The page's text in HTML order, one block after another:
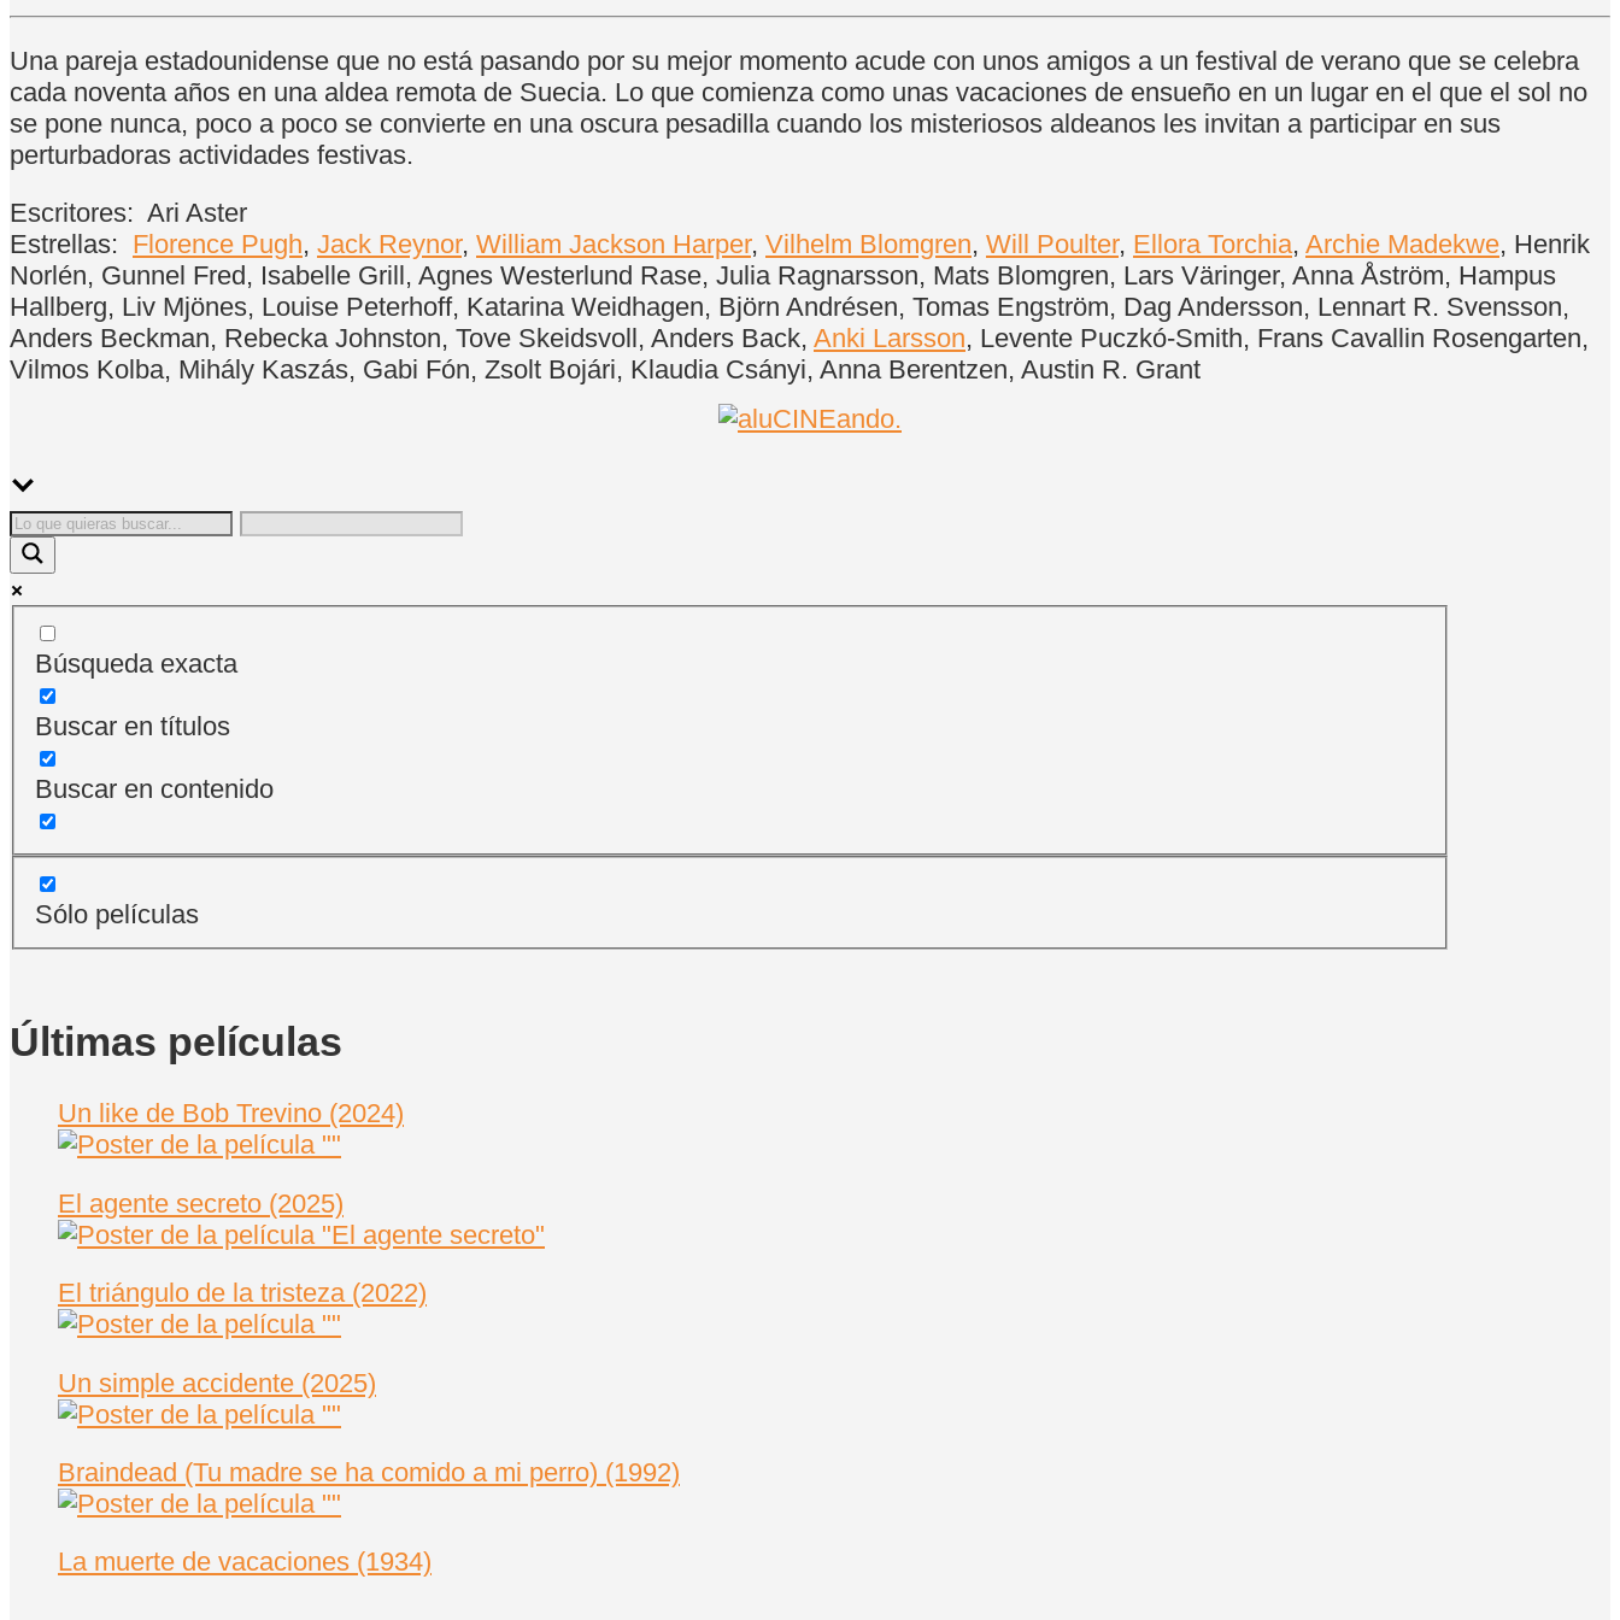
Una pareja estadounidense que no está pasando por su mejor momento acude con unos amigos a un festival de verano que se celebra
cada noventa años en una aldea remota de Suecia. Lo que comienza como unas vacaciones de ensueño en un lugar en el que el sol no
se pone nunca, poco a poco se convierte en una oscura pesadilla cuando los misteriosos aldeanos les invitan a participar en sus
perturbadoras actividades festivas.
Escritores: Ari Aster
Estrellas: Florence Pugh, Jack Reynor, William Jackson Harper, Vilhelm Blomgren, Will Poulter, Ellora Torchia, Archie Madekwe, Henrik
Norlén, Gunnel Fred, Isabelle Grill, Agnes Westerlund Rase, Julia Ragnarsson, Mats Blomgren, Lars Väringer, Anna Åström, Hampus
Hallberg, Liv Mjönes, Louise Peterhoff, Katarina Weidhagen, Björn Andrésen, Tomas Engström, Dag Andersson, Lennart R. Svensson,
Anders Beckman, Rebecka Johnston, Tove Skeidsvoll, Anders Back, Anki Larsson, Levente Puczkó-Smith, Frans Cavallin Rosengarten,
Vilmos Kolba, Mihály Kaszás, Gabi Fón, Zsolt Bojári, Klaudia Csányi, Anna Berentzen, Austin R. Grant
Búsqueda exacta
Buscar en títulos
Buscar en contenido
Sólo películas
Últimas películas
Un like de Bob Trevino (2024)
El agente secreto (2025)
El triángulo de la tristeza (2022)
Un simple accidente (2025)
Braindead (Tu madre se ha comido a mi perro) (1992)
La muerte de vacaciones (1934)